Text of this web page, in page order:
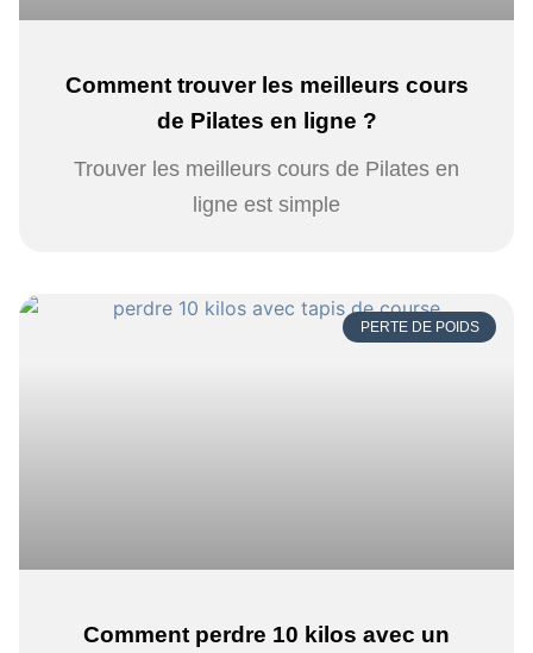
Comment trouver les meilleurs cours
de Pilates en ligne ?
Trouver les meilleurs cours de Pilates en
ligne est simple
PERTE DE POIDS
Comment perdre 10 kilos avec un